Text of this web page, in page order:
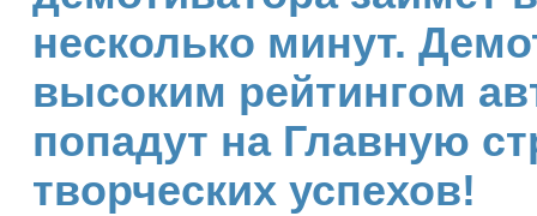
несколько минут.
высоким рейтингом
попадут на Главную
творческих успехов!